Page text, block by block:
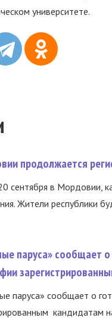
университете.
продолжается
сентября в Мордовии,
Жители республики
паруса» сообщает о
паруса» сообщает о
кандидатам